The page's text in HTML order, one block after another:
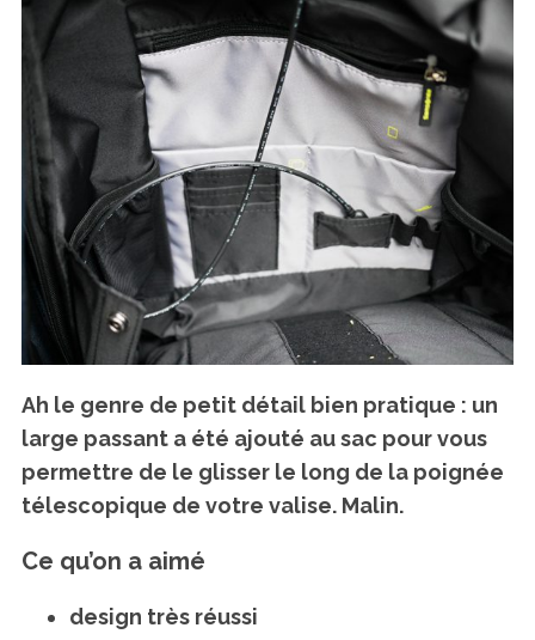
Ah le genre de petit détail bien pratique : un
large passant a été ajouté au sac pour vous
permettre de le glisser le long de la poignée
télescopique de votre valise. Malin.
Ce qu’on a aimé
design très réussi